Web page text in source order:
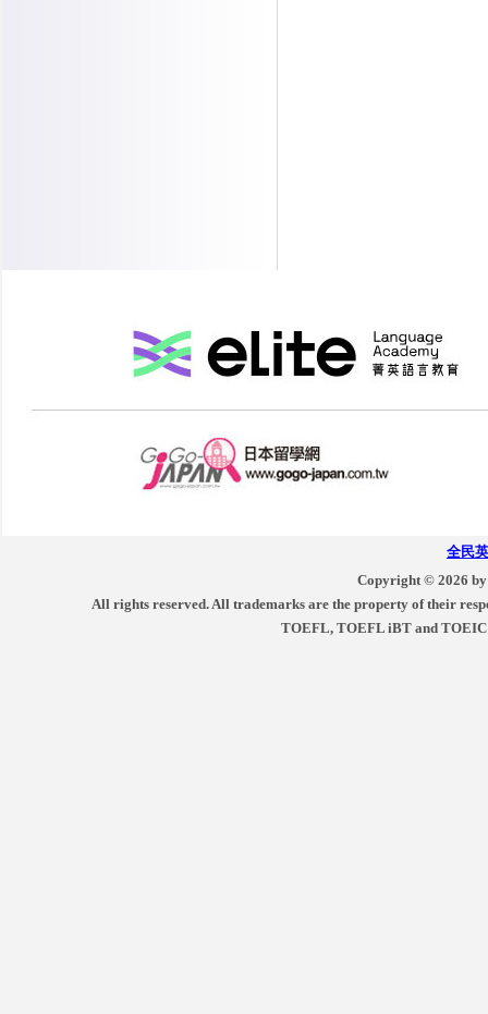
全民
Copyright © 2026
All rights reserved. All trademarks are the property of their
TOEFL, TOEFL iBT and TOEIC